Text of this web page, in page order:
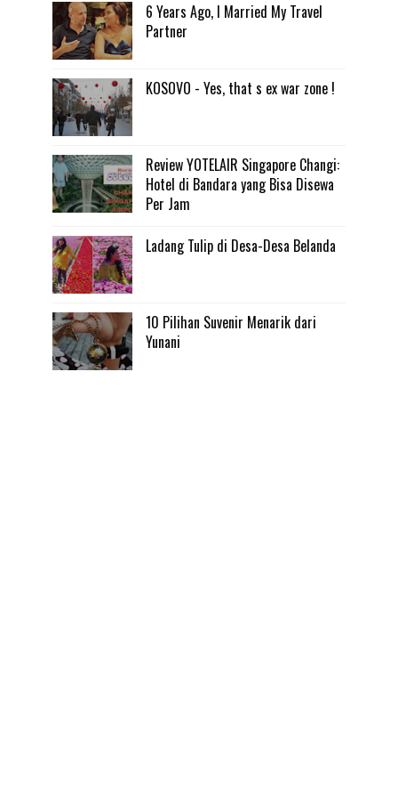
6 Years Ago, I Married My Travel
Partner
KOSOVO - Yes, that s ex war zone !
Review YOTELAIR Singapore Changi:
Hotel di Bandara yang Bisa Disewa
Per Jam
Ladang Tulip di Desa-Desa Belanda
10 Pilihan Suvenir Menarik dari
Yunani